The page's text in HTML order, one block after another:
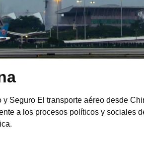
Seguro El transporte aéreo desde
a los procesos políticos y sociales